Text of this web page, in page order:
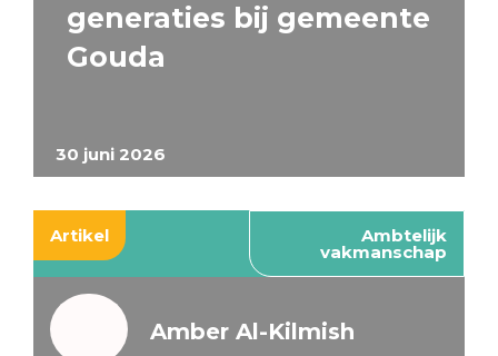
30 juni 2026
generaties bij gemeente
Gouda
Artikel Ambtelijk
vakmanschap
Amber Al-Kilmish